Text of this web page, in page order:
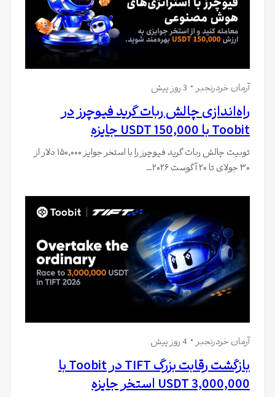
آرمان خردرنجبر 3 روز پیش
راه‌اندازی چالش ربات گرید فیوچرز در
Toobit با 150,000 USDT جایزه
توبیت چالش ربات گرید فیوچرز را با استخر جوایز ۱۵۰,۰۰۰ دلار از
۳۰ جولای تا ۲۰ آگوست ۲۰۲۶…
آرمان خردرنجبر 4 روز پیش
بازگشت رقابت بزرگ TIFT در Toobit با
3,000,000 USDT استخر جایزه